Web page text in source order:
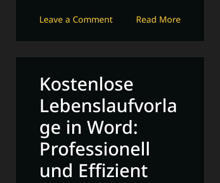
Read More
Leave a Commenton
Nutzung
von
Vorlagen
deine
Bewerbung
Kostenlose
Lebenslaufvorla
ge in Word:
Professionell
und Effizient